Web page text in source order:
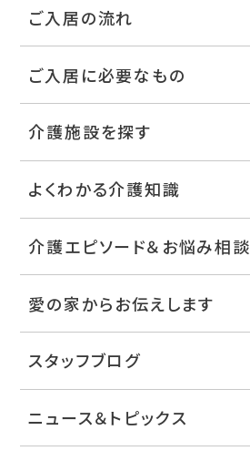
ご入居の流れ
ご入居に必要なもの
介護施設を探す
よくわかる介護知識
介護エピソード＆お悩み相談
愛の家からお伝えします
スタッフブログ
ニュース＆トピックス